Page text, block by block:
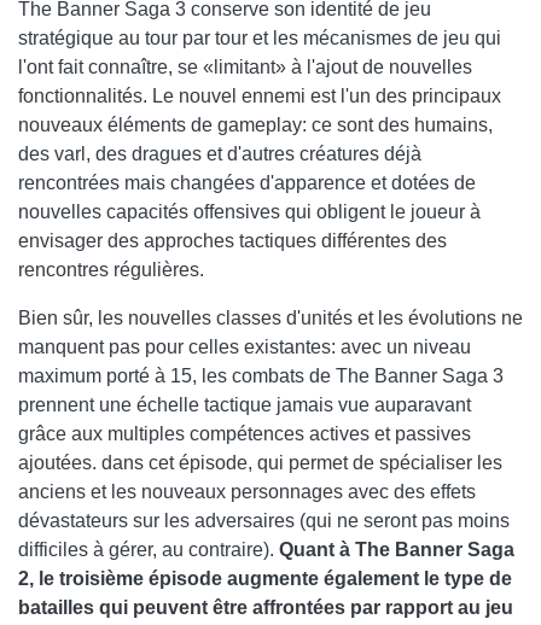
The Banner Saga 3 conserve son identité de jeu
stratégique au tour par tour et les mécanismes de jeu qui
l'ont fait connaître, se «limitant» à l'ajout de nouvelles
fonctionnalités. Le nouvel ennemi est l'un des principaux
nouveaux éléments de gameplay: ce sont des humains,
des varl, des dragues et d'autres créatures déjà
rencontrées mais changées d'apparence et dotées de
nouvelles capacités offensives qui obligent le joueur à
envisager des approches tactiques différentes des
rencontres régulières.
Bien sûr, les nouvelles classes d'unités et les évolutions ne
manquent pas pour celles existantes: avec un niveau
maximum porté à 15, les combats de The Banner Saga 3
prennent une échelle tactique jamais vue auparavant
grâce aux multiples compétences actives et passives
ajoutées. dans cet épisode, qui permet de spécialiser les
anciens et les nouveaux personnages avec des effets
dévastateurs sur les adversaires (qui ne seront pas moins
difficiles à gérer, au contraire). Quant à The Banner Saga
2, le troisième épisode augmente également le type de
batailles qui peuvent être affrontées par rapport au jeu